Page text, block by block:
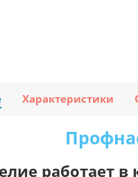
Характеристики
работает в